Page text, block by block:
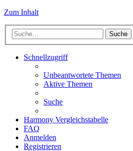
Zum Inhalt
Suche
Schnellzugriff
Unbeantwortete Themen
Aktive Themen
Suche
Harmony Vergleichstabelle
FAQ
Anmelden
Registrieren